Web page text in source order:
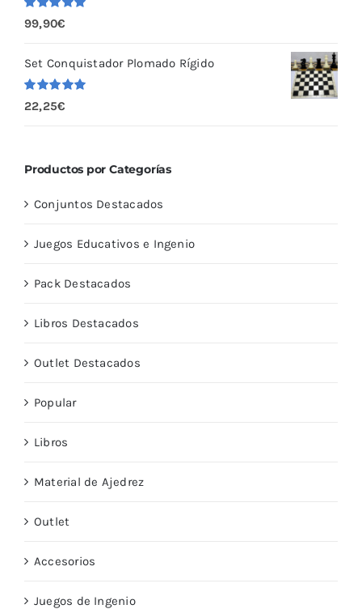
Valorado
con 5.00
99,90€
Set Conquistador Plomado Rígido
Valorado
con
5.00
22,25€
Productos por Categorías
Conjuntos Destacados
Juegos Educativos e Ingenio
Pack Destacados
Libros Destacados
Outlet Destacados
Popular
Libros
Material de Ajedrez
Outlet
Accesorios
Juegos de Ingenio